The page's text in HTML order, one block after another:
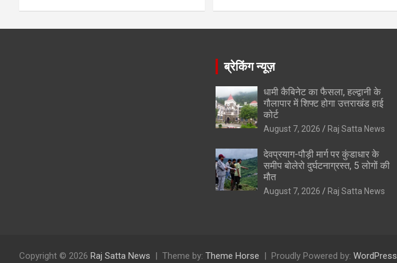
ब्रेकिंग न्यूज़
धामी कैबिनेट का फैसला, हल्द्वानी के
गौलापार में शिफ्ट होगा उत्तराखंड हाई
कोर्ट
August 7, 2026 Raj Satta News
देवप्रयाग-पौड़ी मार्ग पर कुंडाधार के
समीप बोलेरो दुर्घटनाग्रस्त, 5 लोगों की
मौत
August 7, 2026 Raj Satta News
Copyright © 2026 Raj Satta News Theme by: Theme Horse Proudly Powered by: WordPress